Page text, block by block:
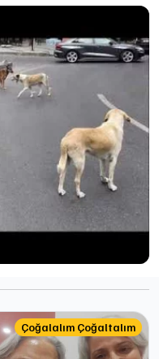
Çoğalalım Çoğaltalım